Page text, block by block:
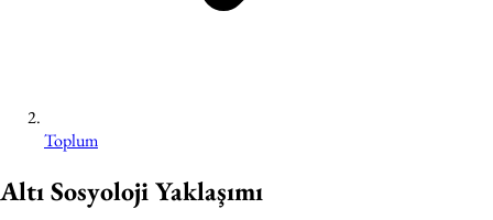
Toplum
Altı Sosyoloji Yaklaşımı